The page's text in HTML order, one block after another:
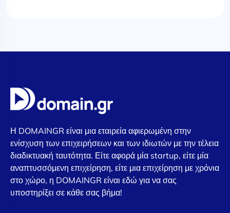
Η DOMAINGR είναι μια εταιρεία αφιερωμένη στην
ενίσχυση των επιχειρήσεων και των ιδιωτών με την τέλεια
διαδικτυακή ταυτότητα. Είτε αφορά μία startup, είτε μία
αναπτυσσόμενη επιχείρηση, είτε μια επιχείρηση με χρόνια
στο χώρο, η DOMAINGR είναι εδώ για να σας
υποστηρίξει σε κάθε σας βήμα!